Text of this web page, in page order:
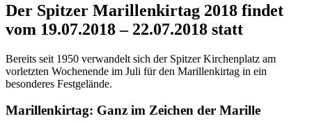
Der Spitzer Marillenkirtag 2018 findet
vom 19.07.2018 – 22.07.2018 statt
Bereits seit 1950 verwandelt sich der Spitzer Kirchenplatz am
vorletzten Wochenende im Juli für den Marillenkirtag in ein
besonderes Festgelände.
Marillenkirtag: Ganz im Zeichen der Marille